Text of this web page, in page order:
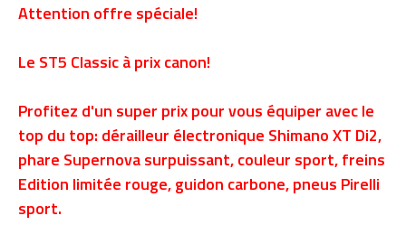
Attention offre spéciale!
Le ST5 Classic à prix canon!
Profitez d'un super prix pour vous équiper avec le
top du top: dérailleur électronique Shimano XT Di2,
phare Supernova surpuissant, couleur sport, freins
Edition limitée rouge, guidon carbone, pneus Pirelli
sport.